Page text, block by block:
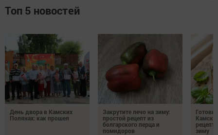
Топ 5 новостей
День двора в Камских
Полянах: как прошел
Закрутите лечо на зиму:
простой рецепт из
болгарского перца и
помидоров
зиму